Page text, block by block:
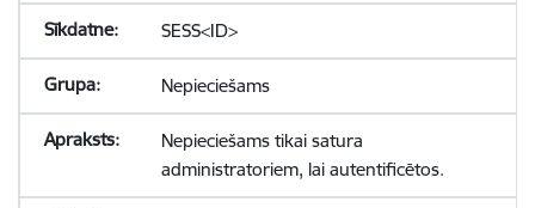
SESS<ID>
Nepieciešams
Nepieciešams tikai satura
administratoriem, lai autentificētos.